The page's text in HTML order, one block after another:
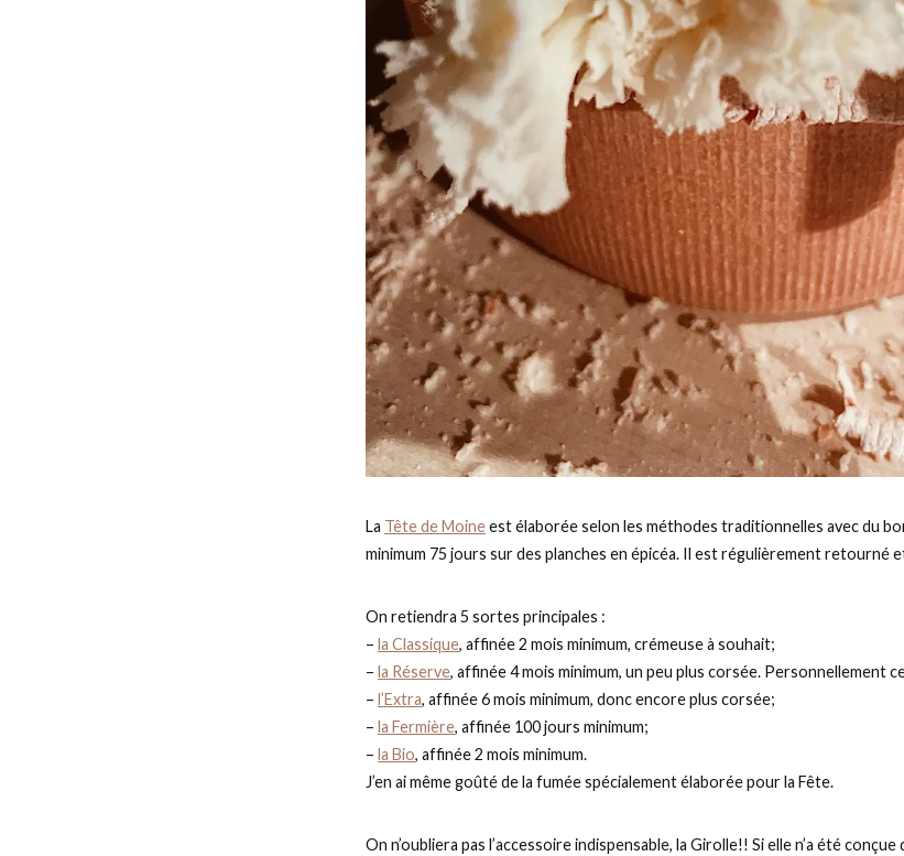
La Tête de Moineest élaborée selon les méthodes traditionnelles avec du
minimum 75 jours sur des planches en épicéa. Il est régulièrement retourné
On retiendra 5 sortes principales :
– la Classique, affinée 2 mois minimum, crémeuse à souhait;
– la Réserve, affinée 4 mois minimum, un peu plus corsée. Personnellement
– l’Extra, affinée 6 mois minimum, donc encore plus corsée;
– la Fermière, affinée 100 jours minimum;
– la Bio, affinée 2 mois minimum.
J’en ai même goûté de la fumée spécialement élaborée pour la Fête.
On n’oubliera pas l’accessoire indispensable, la Girolle!! Si elle n’a été conçue